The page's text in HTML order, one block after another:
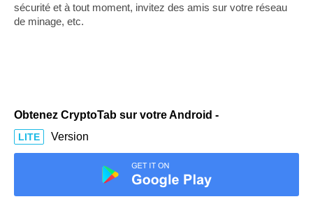
sécurité et à tout moment, invitez des amis sur votre réseau
de minage, etc.
Obtenez CryptoTab sur votre Android -
LITE Version